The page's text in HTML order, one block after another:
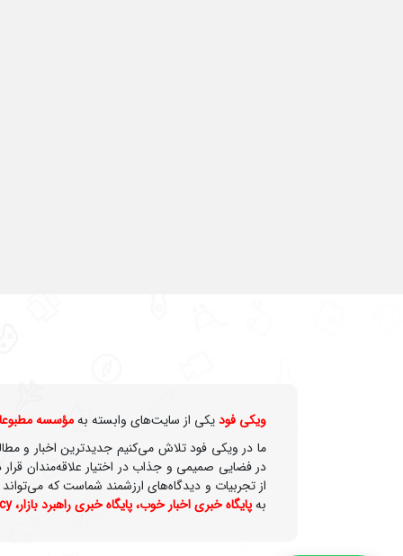
ویکی‌ فودیکی از سایت‌های وابسته بهمؤسسه
ما در ویکی‌ فود تلاش می‌کنیم جدیدترین اخبار و
در فضایی صمیمی و جذاب در اختیار علاقه‌مندان
از تجربیات و دیدگاه‌های ارزشمند شماست که
بهپایگاه خبری اخبار خوب،پایگاه خبری راهبرد بازار،